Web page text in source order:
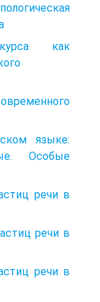
как
языке:
Особые
речи в
речи в
речи в